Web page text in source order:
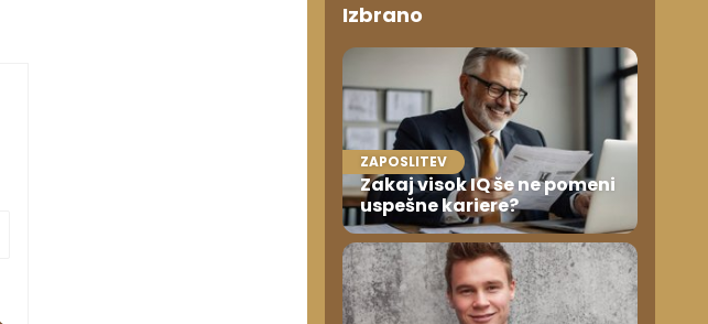
Izbrano
ZAPOSLITEV
Zakaj visok IQ še ne pomeni
uspešne kariere?